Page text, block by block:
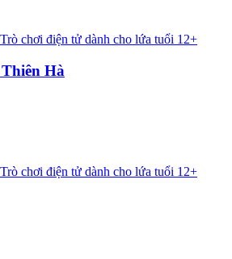
Trò chơi điện tử dành cho lứa tuổi 12+
Hà
Trò chơi điện tử dành cho lứa tuổi 12+